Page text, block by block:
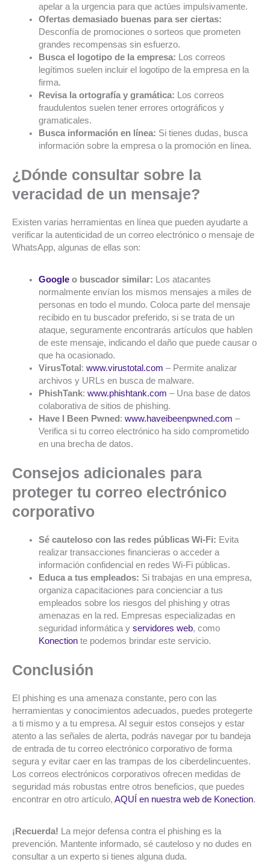
apelar a la urgencia para que actúes impulsivamente.
Ofertas demasiado buenas para ser ciertas:
Desconfía de promociones o sorteos que prometen
grandes recompensas sin esfuerzo.
Busca el logotipo de la empresa: Los correos
legítimos suelen incluir el logotipo de la empresa en la
firma.
Revisa la ortografía y gramática: Los correos
fraudulentos suelen tener errores ortográficos y
gramaticales.
Busca información en línea: Si tienes dudas, busca
información sobre la empresa o la promoción en línea.
¿Dónde consultar sobre la
veracidad de un mensaje?
Existen varias herramientas en línea que pueden ayudarte a
verificar la autenticidad de un correo electrónico o mensaje de
WhatsApp, algunas de ellas son:
Google o buscador similar:
Los atacantes
normalmente envían los mismos mensajes a miles de
personas en todo el mundo. Coloca parte del mensaje
recibido en tu buscador preferido, si se trata de un
ataque, seguramente encontrarás artículos que hablen
de este mensaje, indicando el daño que puede causar o
que ha ocasionado.
VirusTotal : www.virustotal.com – Permite analizar
archivos y URLs en busca de malware.
PhishTank: www.phishtank.com – Una base de datos
colaborativa de sitios de phishing.
Have I Been Pwned : www.haveibeenpwned.com –
Verifica si tu correo electrónico ha sido comprometido
en una brecha de datos.
Consejos adicionales para
proteger tu correo electrónico
corporativo
Sé cauteloso con las redes públicas Wi-Fi: Evita
realizar transacciones financieras o acceder a
información confidencial en redes Wi-Fi públicas.
Educa a tus empleados: Si trabajas en una empresa,
organiza capacitaciones para concienciar a tus
empleados sobre los riesgos del phishing y otras
amenazas en la red. Empresas especializadas en
seguridad informática y servidores web, como
Konection te podemos brindar este servicio.
Conclusión
El phishing es una amenaza constante, pero con las
herramientas y conocimientos adecuados, puedes protegerte
a ti mismo y a tu empresa. Al seguir estos consejos y estar
atento a las señales de alerta, podrás navegar por tu bandeja
de entrada de tu correo electrónico corporativo de forma
segura y evitar caer en las trampas de los ciberdelincuentes.
Los correos electrónicos corporativos ofrecen medidas de
seguridad más robustas entre otros beneficios, que puedes
encontrar en otro artículo, AQUÍ en nuestra web de Konection.
¡Recuerda! La mejor defensa contra el phishing es la
prevención. Mantente informado, sé cauteloso y no dudes en
consultar a un experto si tienes alguna duda.